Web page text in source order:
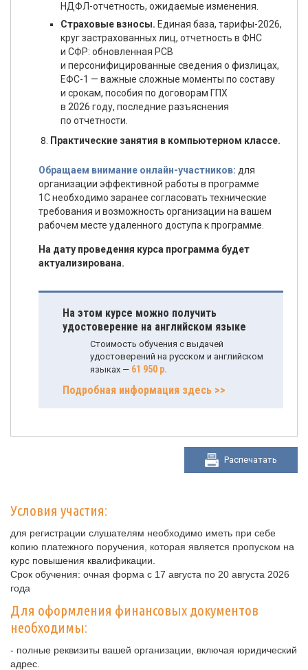
НДФЛ-отчетность, ожидаемые изменения.
Страховые взносы. Единая база, тарифы-2026,
круг застрахованных лиц, отчетность в ФНС
и СФР: обновленная РСВ
и персонифицированные сведения о физлицах,
ЕФС-1 — важные сложные моменты по составу
и срокам, пособия по договорам ГПХ
в 2026 году, последние разъяснения
по отчетности.
Практические занятия в компьютерном классе.
Обращаем внимание онлайн-участников: для
организации эффективной работы в программе
1С необходимо заранее согласовать технические
требования и возможность организации на вашем
рабочем месте удаленного доступа к программе.
На дату проведения курса программа будет
актуализирована.
На этом курсе можно получить
удостоверение на английском языке
Стоимость обучения с выдачей
удостоверений на русском и английском
языках — 61 950 р.
Подробная информация здесь >>
Распечатать
Условия участия:
для регистрации слушателям необходимо иметь при себе
копию платежного поручения, которая является пропуском на
курс повышения квалификации.
Срок обучения: очная форма с 17 августа по 20 августа 2026
года
Для оформления финансовых документов
необходимы:
- полные реквизиты вашей организации, включая юридический
адрес.